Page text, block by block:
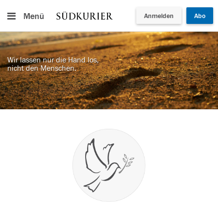
Menü Anmelden Abo
Wir lassen nur die Hand los,
nicht den Menschen.